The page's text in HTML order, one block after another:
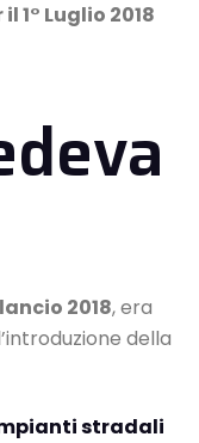
1° Luglio 2018
2018, era
della
stradali